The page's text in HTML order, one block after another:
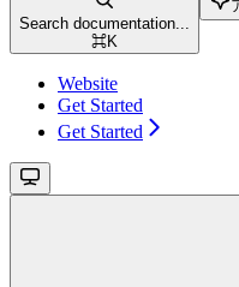
Search documentation...
⌘K
Website
Get Started
Get Started